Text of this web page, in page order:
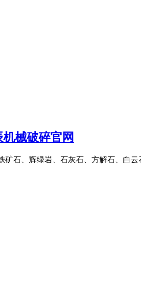
械破碎官网
石、辉绿岩、石灰石、方解石、白